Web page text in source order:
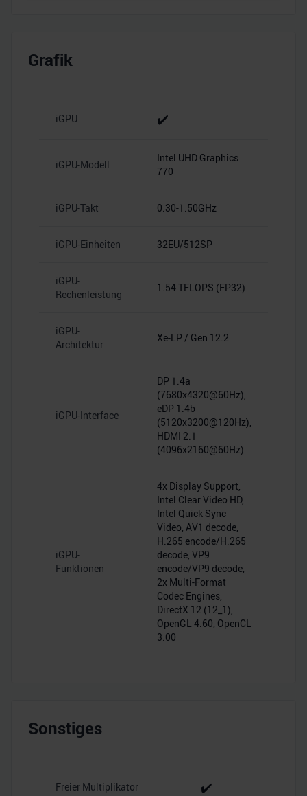
Verwendung unserer Website an unsere Partner für
haben oder die sie im Rahmen Ihrer Nutzung der Dienste
Grafik
iGPU ✔️
iGPU-Modell
Intel UHD Graphics
770
iGPU-Takt 0.30-1.50GHz
iGPU-Einheiten 32EU/512SP
iGPU-
Rechenleistung
1.54 TFLOPS (FP32)
iGPU-
Architektur
Xe-LP / Gen 12.2
iGPU-Interface
DP 1.4a
(7680x4320@60Hz),
eDP 1.4b
(5120x3200@120Hz),
HDMI 2.1
(4096x2160@60Hz)
iGPU-
Funktionen
4x Display Support,
Intel Clear Video HD,
Intel Quick Sync
Video, AV1 decode,
H.265 encode/H.265
decode, VP9
encode/VP9 decode,
2x Multi-Format
Codec Engines,
DirectX 12 (12_1),
OpenGL 4.60, OpenCL
3.00
Sonstiges
Freier Multiplikator ✔️